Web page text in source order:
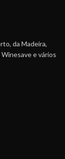
da Madeira,
e vários